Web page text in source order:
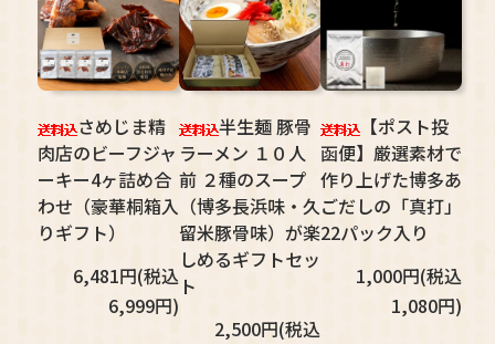
さめじま精
肉店のビーフジャ
ーキー4ヶ詰め合
わせ（豪華桐箱入
りギフト）
6,481円(税込
6,999円)
半生麺 豚骨
ラーメン １０人
前 ２種のスープ
（博多長浜味・久
留米豚骨味）が楽
しめるギフトセッ
ト
2,500円(税込
【ポスト投
函便】厳選素材で
作り上げた博多あ
ごだしの「真打」
22パック入り
1,000円(税込
1,080円)